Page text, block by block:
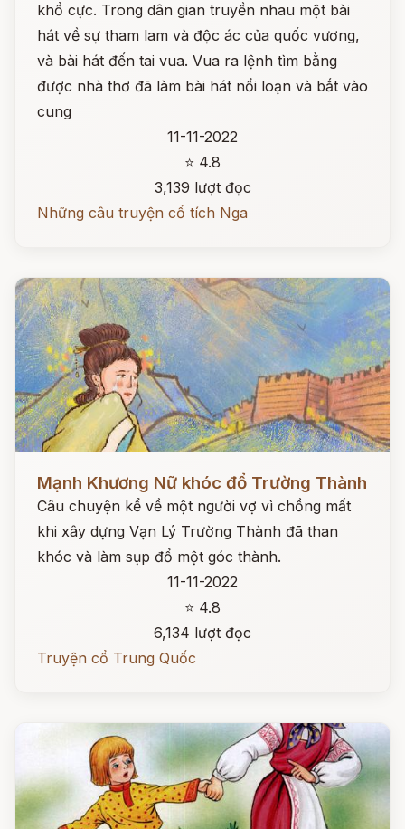
khổ cực. Trong dân gian truyền nhau một bài
hát về sự tham lam và độc ác của quốc vương,
và bài hát đến tai vua. Vua ra lệnh tìm bằng
được nhà thơ đã làm bài hát nổi loạn và bắt vào
cung
11-11-2022
⭐ 4.8
3,139 lượt đọc
Những câu truyện cổ tích Nga
Mạnh Khương Nữ khóc đổ Trường Thành
Câu chuyện kể về một người vợ vì chồng mất
khi xây dựng Vạn Lý Trường Thành đã than
khóc và làm sụp đổ một góc thành.
11-11-2022
⭐ 4.8
6,134 lượt đọc
Truyện cổ Trung Quốc